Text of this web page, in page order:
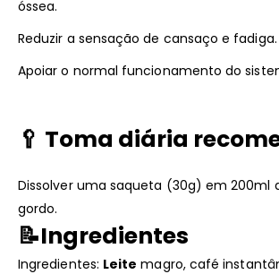
óssea.
Reduzir a sensação de cansaço e fadiga.
Apoiar o normal funcionamento do
🥄 Toma diária
Dissolver uma saqueta (30g) em 200ml
gordo.
📝Ingredientes
Ingredientes: Leite magro, café